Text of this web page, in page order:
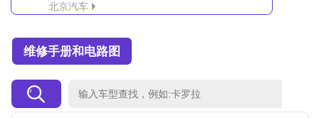
北京汽车
北京越野车
北汽制造
维修手册和电路图